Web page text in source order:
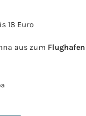
18 Euro
aus zum